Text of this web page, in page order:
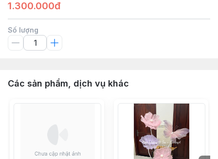
1.300.000đ
Số lượng
Các sản phẩm, dịch vụ khác